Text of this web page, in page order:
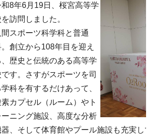
和8年6月19日、桜宮高等学
訪問しました。
間スポーツ科学科と普通
創立から108年目を迎え
、歴史と伝統のある高等学
す。さすがスポーツを司
学科を有するだけあって、
カプセル（ルーム）やト
ーニング施設、高度な分析
器、そして体育館やプール施設も充実して